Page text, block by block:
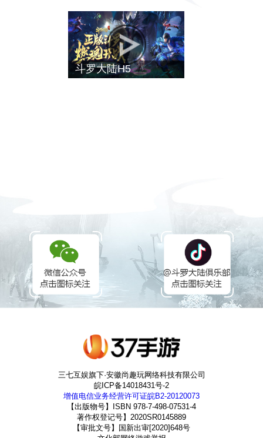
斗罗大陆H5
三七互娱旗下·安徽尚趣玩网络科技有限公司
皖ICP备14018431号-2
增值电信业务经营许可证皖B2-20120073
【出版物号】ISBN 978-7-498-07531-4
著作权登记号】2020SR0145889
【审批文号】国新出审[2020]648号